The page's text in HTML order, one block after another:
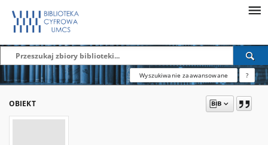
Wyszukiwanie zaawansowane ?
OBIEKT